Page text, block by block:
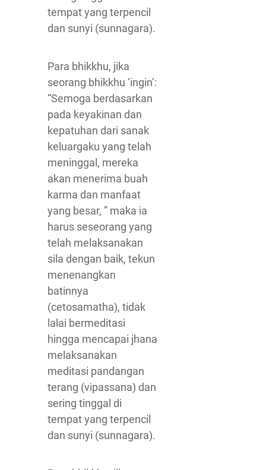
tempat yang terpencil
dan sunyi (sunnagara).
Para bhikkhu, jika
seorang bhikkhu ‘ingin’:
“Semoga berdasarkan
pada keyakinan dan
kepatuhan dari sanak
keluargaku yang telah
meninggal, mereka
akan menerima buah
karma dan manfaat
yang besar, ” maka ia
harus seseorang yang
telah melaksanakan
sila dengan baik, tekun
menenangkan
batinnya
(cetosamatha), tidak
lalai bermeditasi
hingga mencapai jhana
melaksanakan
meditasi pandangan
terang (vipassana) dan
sering tinggal di
tempat yang terpencil
dan sunyi (sunnagara).